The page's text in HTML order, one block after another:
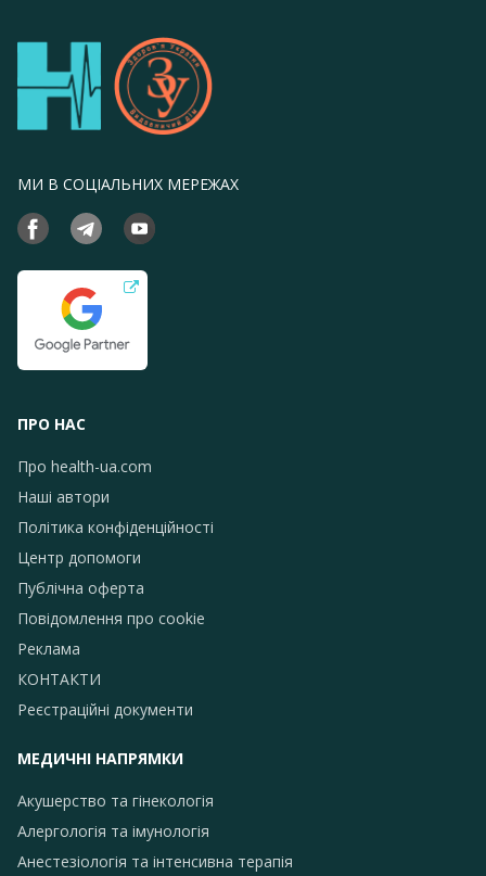
МИ В СОЦІАЛЬНИХ МЕРЕЖАХ
ПРО НАС
Про health-ua.com
Наші автори
Політика конфіденційності
Центр допомоги
Публічна оферта
Повідомлення про сookie
Реклама
КОНТАКТИ
Реєстраційні документи
МЕДИЧНІ НАПРЯМКИ
Акушерство та гінекологія
Алергологія та імунологія
Анестезіологія та інтенсивна терапія